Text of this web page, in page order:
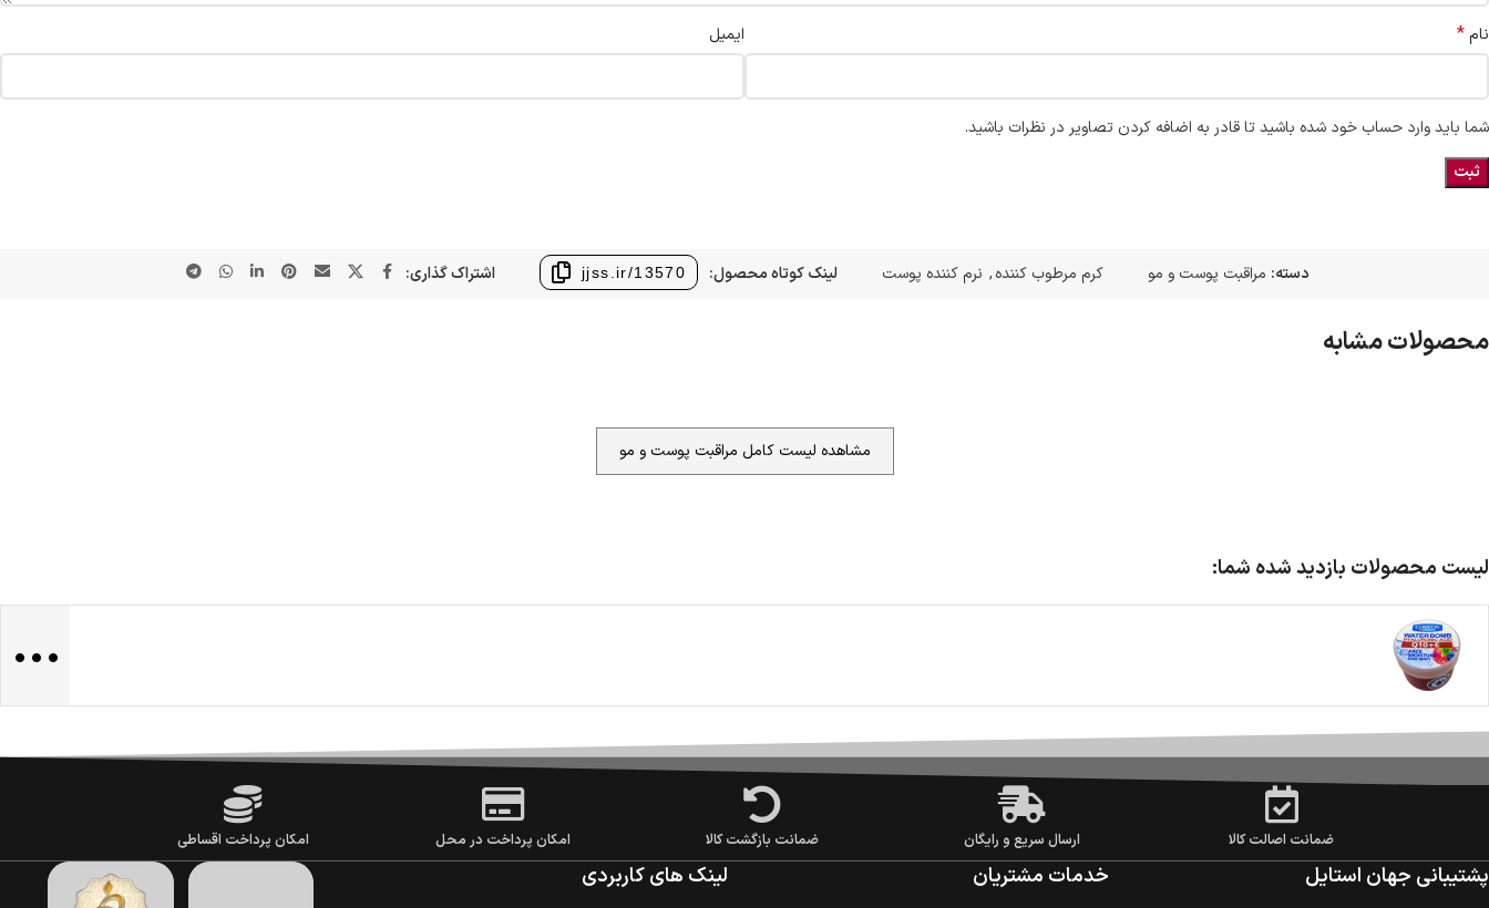
نام* ایمیل
شما باید وارد حساب خود شده باشید تا قادر به اضافه کردن تصاویر در نظرات باشید.
دسته: مراقبت پوست و مو کرم مرطوب کننده, نرم کننده پوست لینک کوتاه محصول: jjss.ir/13570 اشتراک گذاری:
محصولات مشابه
مشاهده لیست کامل مراقبت پوست و مو
لیست محصولات بازدید شده شما:
...
ضمانت اصالت کالا ارسال سریع و رایگان ضمانت بازگشت کالا امکان پرداخت در محل امکان پرداخت اقساطی
پشتیبانی جهان استایل خدمات مشتریان لینک های کاربردی